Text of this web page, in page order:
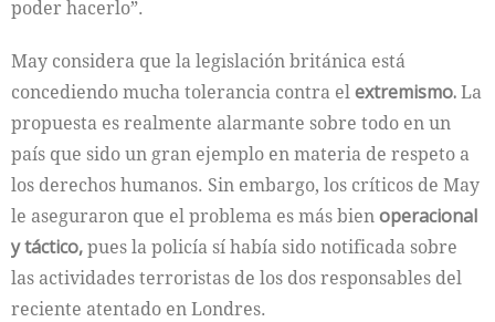
poder hacerlo”.
May considera que la legislación británica está
concediendo mucha tolerancia contra elextremismo.La
propuesta es realmente alarmante sobre todo en un
país que sido un gran ejemplo en materia de respeto a
los derechos humanos. Sin embargo, los críticos de May
le aseguraron que el problema es más bienoperacional
y táctico,pues la policía sí había sido notificada sobre
las actividades terroristas de los dos responsables del
reciente atentado en Londres.